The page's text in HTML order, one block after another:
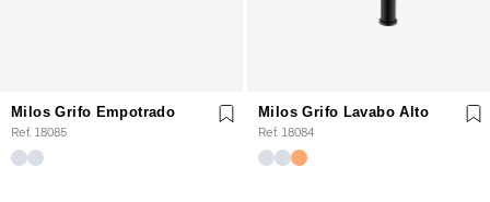
Milos Grifo Empotrado
Ref. 18085
Milos Grifo Lavabo Alto
Ref. 18084